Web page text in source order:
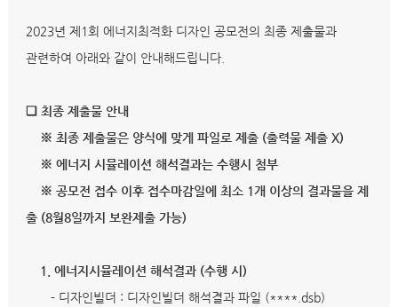
2023년 제1회 에너지최적화 디자인 공모전의 최종 제출물과
관련하여 아래와 같이 안내해드립니다.
❏ 최종 제출물 안내
※ 최종 제출물은 양식에 맞게 파일로 제출 (출력물 제출 X)
※ 에너지 시뮬레이션 해석결과는 수행시 첨부
※ 공모전 접수 이후 접수마감일에 최소 1개 이상의 결과물을 제
출 (8월8일까지 보완제출 가능)
1. 에너지시뮬레이션 해석결과 (수행 시)
- 디자인빌더 : 디자인빌더 해석결과 파일 (****.dsb)